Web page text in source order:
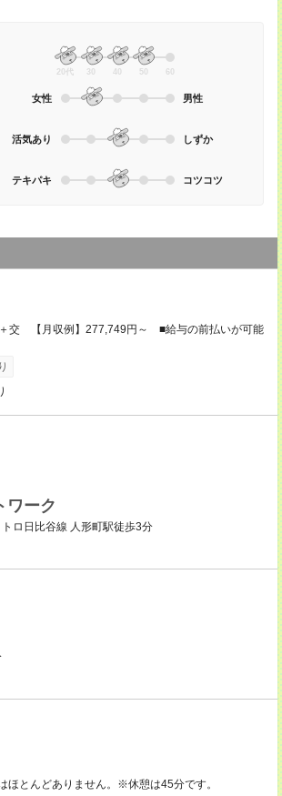
20代 30 40 50 60
女性 男性
活気あり しずか
テキパキ コツコツ
交 【月収例】277,749円～ ■給与の前払いが可能
ワーク
ロ日比谷線 人形町駅徒歩3分
とんどありません。※休憩は45分です。